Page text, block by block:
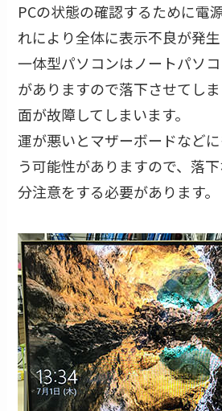
PCの状態の確認するために電
れにより全体に表示不良が発生
一体型パソコンはノートパソ
がありますので落下させてし
面が故障してしまいます。
運が悪いとマザーボードなど
う可能性がありますので、落
分注意をする必要があります。